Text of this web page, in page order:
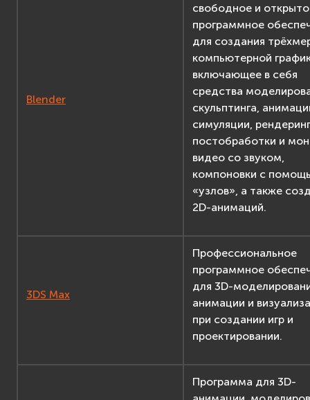
Blender
свободное и
программное
для создания
компьютерной
включающее в себя
средства
скульптинга,
симуляции,
постобработки и
видео со звуком,
компоновки с
«узлов», а также
2D-анимаций.
3DS Max
Профессиональное
программное
для 3D-
анимации и
при создании игр и
проектировании.
Программа для 3D-